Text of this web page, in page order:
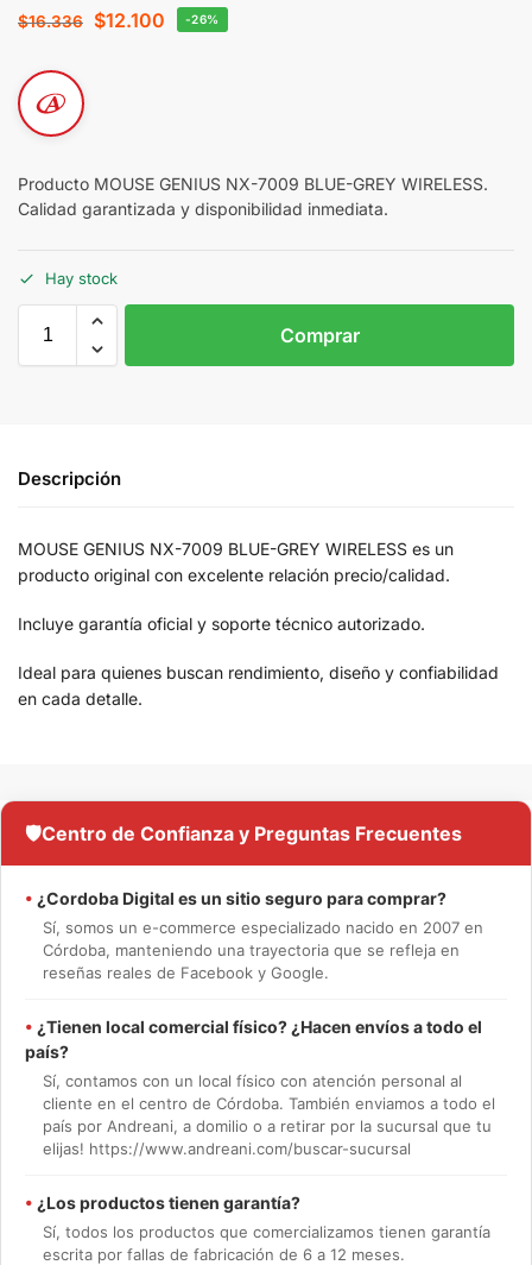
$16.336 $12.100 -26%
Producto MOUSE GENIUS NX-7009 BLUE-GREY WIRELESS.
Calidad garantizada y disponibilidad inmediata.
Hay stock
Comprar
Descripción
MOUSE GENIUS NX-7009 BLUE-GREY WIRELESS es un
producto original con excelente relación precio/calidad.
Incluye garantía oficial y soporte técnico autorizado.
Ideal para quienes buscan rendimiento, diseño y confiabilidad
en cada detalle.
🛡️Centro de Confianza y Preguntas Frecuentes
• ¿Cordoba Digital es un sitio seguro para comprar?
Sí, somos un e-commerce especializado nacido en 2007 en
Córdoba, manteniendo una trayectoria que se refleja en
reseñas reales de Facebook y Google.
• ¿Tienen local comercial físico? ¿Hacen envíos a todo el
país?
Sí, contamos con un local físico con atención personal al
cliente en el centro de Córdoba. También enviamos a todo el
país por Andreani, a domilio o a retirar por la sucursal que tu
elijas! https://www.andreani.com/buscar-sucursal
• ¿Los productos tienen garantía?
Sí, todos los productos que comercializamos tienen garantía
escrita por fallas de fabricación de 6 a 12 meses.